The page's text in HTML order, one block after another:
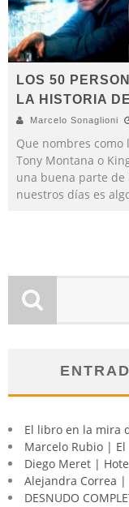
LOS 50
LA HISTORIA
Marcelo Sonaglioni
Que nombres como
Tony Montana o
una buena parte de
nuestros días es
El libro en la mira
Marcelo Rubio |
Diego Meret |
Alejandra Correa |
DESNUDO